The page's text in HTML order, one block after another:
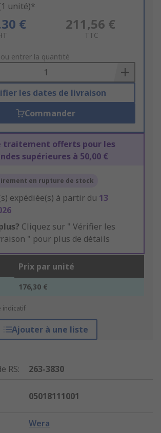
unité)*
€ 211,56 €
TTC
entrer la quantité
les dates de livraison
Commander
traitement offerts pour les
supérieures à 50,00 €
en rupture de stock
expédiée(s) à partir du 13
Cliquez sur " Vérifier les
" pour plus de détails
Prix par unité
176,30 €
indicatif
Ajouter à une liste
RS:
263-3830
05018111001
Wera